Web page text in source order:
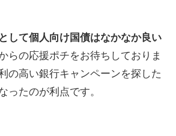
して個人向け国債はなかなか良い
らの応援ポチをお待ちしておりま
の高い銀行キャンペーンを探した
ったのが利点です。